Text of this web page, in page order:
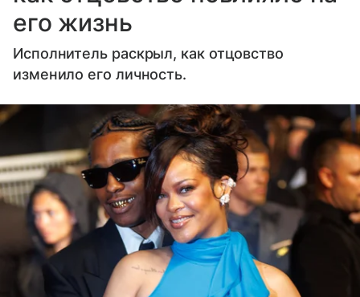
его жизнь
Исполнитель раскрыл, как отцовство
изменило его личность.